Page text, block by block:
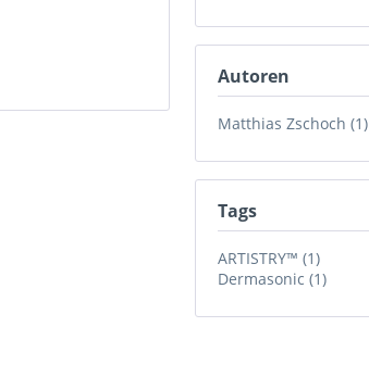
Autoren
Matthias Zschoch (1)
Tags
ARTISTRY™ (1)
Dermasonic (1)